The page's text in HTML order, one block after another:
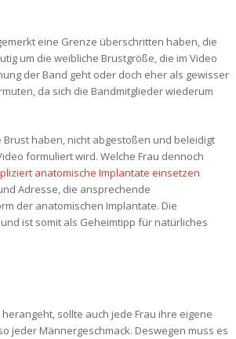
eine Grenze überschritten haben, die
um die weibliche Brustgröße, die im Video
der Band geht oder doch eher als gewisser
da sich die Bandmitglieder wiederum
haben, nicht abgestoßen und beleidigt
formuliert wird. Welche Frau dennoch
anatomische Implantate einsetzen
Adresse, die ansprechende
der anatomischen Implantate. Die
ist somit als Geheimtipp für natürliches
sollte auch jede Frau ihre eigene
jeder Männergeschmack. Deswegen muss es